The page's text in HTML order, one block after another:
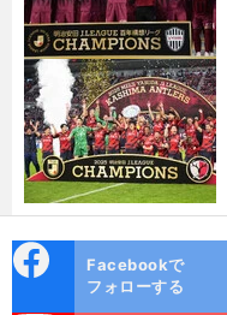
ok
Facebookで
フォローする